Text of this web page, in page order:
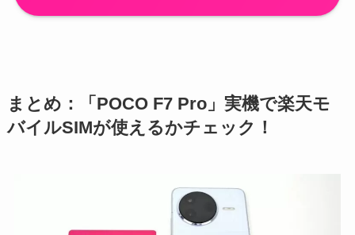
まとめ：「POCO F7 Pro」実機で楽天モ
バイルSIMが使えるかチェック！